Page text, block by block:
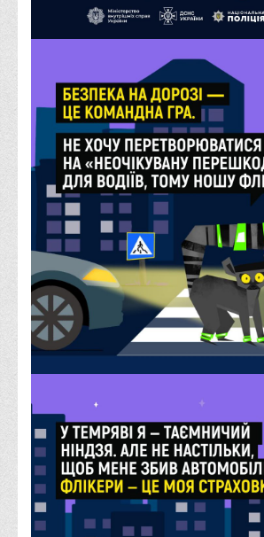
Адміністрація
Обліково-фінансовий
Торгівлі, маркетингу та сфери
Економіки, менеджменту та права
Кафедри
Маркетингу та реклами
Товарознавства, експертизи та
підприємництва
Туризму та готельно-ресторанної
Фізичного виховання та спорту
Менеджменту та публічного
Інноваційної економіки та цифрових
Права
Обліку та оподаткування
Фінансів
Іноземної філології та перекладу
Відділи